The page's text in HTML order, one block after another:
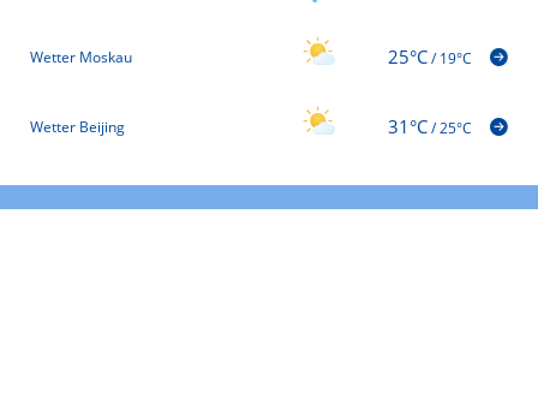
Wetter Moskau 25°C/19°C
Wetter Beijing 31°C/25°C